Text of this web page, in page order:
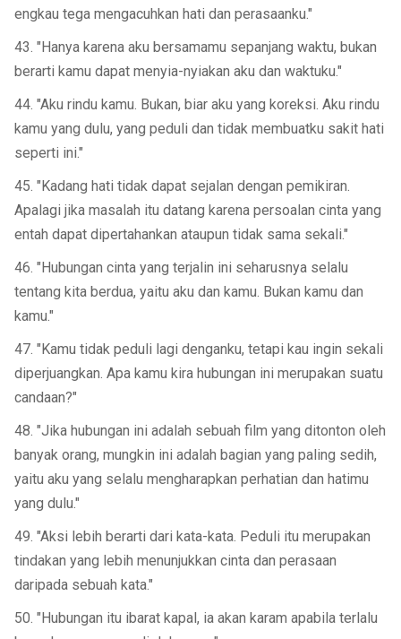
engkau tega mengacuhkan hati dan perasaanku."
43. "Hanya karena aku bersamamu sepanjang waktu, bukan
berarti kamu dapat menyia-nyiakan aku dan waktuku."
44. "Aku rindu kamu. Bukan, biar aku yang koreksi. Aku rindu
kamu yang dulu, yang peduli dan tidak membuatku sakit hati
seperti ini."
45. "Kadang hati tidak dapat sejalan dengan pemikiran.
Apalagi jika masalah itu datang karena persoalan cinta yang
entah dapat dipertahankan ataupun tidak sama sekali."
46. "Hubungan cinta yang terjalin ini seharusnya selalu
tentang kita berdua, yaitu aku dan kamu. Bukan kamu dan
kamu."
47. "Kamu tidak peduli lagi denganku, tetapi kau ingin sekali
diperjuangkan. Apa kamu kira hubungan ini merupakan suatu
candaan?"
48. "Jika hubungan ini adalah sebuah film yang ditonton oleh
banyak orang, mungkin ini adalah bagian yang paling sedih,
yaitu aku yang selalu mengharapkan perhatian dan hatimu
yang dulu."
49. "Aksi lebih berarti dari kata-kata. Peduli itu merupakan
tindakan yang lebih menunjukkan cinta dan perasaan
daripada sebuah kata."
50. "Hubungan itu ibarat kapal, ia akan karam apabila terlalu